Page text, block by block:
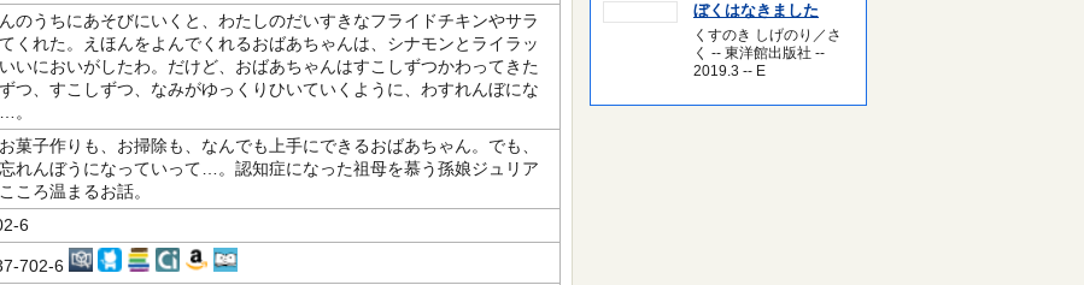
のうちにあそびにいくと、わたしのだいすきなフライドチキンやサラ
くれた。えほんをよんでくれるおばあちゃんは、シナモンとライラッ
いにおいがしたわ。だけど、おばあちゃんはすこしずつかわってきた
つ、すこしずつ、なみがゆっくりひいていくように、わすれんぼにな
。
菓子作りも、お掃除も、なんでも上手にできるおばあちゃん。でも、
れんぼうになっていって…。認知症になった祖母を慕う孫娘ジュリア
ころ温まるお話。
6
702-6
ぼくはなきました
くすのき しげのり／さ
く -- 東洋館出版社 --
2019.3 -- E